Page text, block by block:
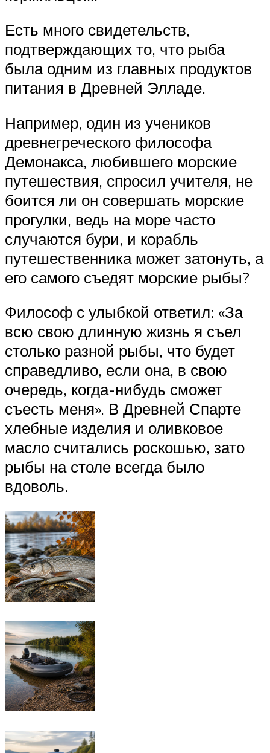
Есть много свидетельств,
подтверждающих то, что рыба
была одним из главных продуктов
питания в Древней Элладе.
Например, один из учеников
древнегреческого философа
Демонакса, любившего морские
путешествия, спросил учителя, не
боится ли он совершать морские
прогулки, ведь на море часто
случаются бури, и корабль
путешественника может затонуть, а
его самого съедят морские рыбы?
Философ с улыбкой ответил: «За
всю свою длинную жизнь я съел
столько разной рыбы, что будет
справедливо, если она, в свою
очередь, когда-нибудь сможет
съесть меня». В Древней Спарте
хлебные изделия и оливковое
масло считались роскошью, зато
рыбы на столе всегда было
вдоволь.